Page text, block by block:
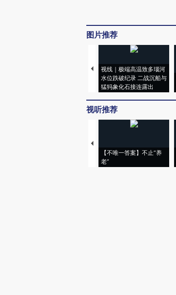
图片推荐
视线｜极端高温致多瑙河
水位跌破纪录 二战沉船与
猛犸象化石接连露出
视听推荐
【不唯一答案】不止“养
老”